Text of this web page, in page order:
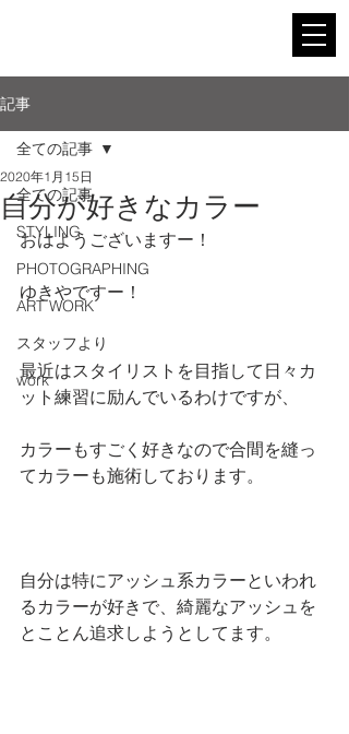
記事
全ての記事
STYLING
PHOTOGRAPHING
ART WORK
スタッフより
work
全ての記事
自分が好きなカラー
2020年1月15日
おはようございますー！
ゆきやですー！
最近はスタイリストを目指して日々カ
ット練習に励んでいるわけですが、
カラーもすごく好きなので合間を縫っ
てカラーも施術しております。
自分は特にアッシュ系カラーといわれ
るカラーが好きで、綺麗なアッシュを
とことん追求しようとしてます。